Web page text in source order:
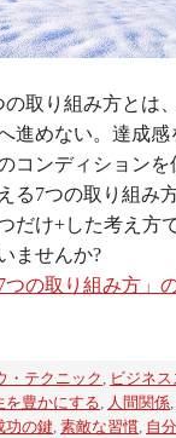
取り組み方とは
進めない。達成
コンディション
る7つの取り組み
だけ+した考え方
ませんか?
つの取り組み方」
・テクニック , ビジネ
を豊かにする, 人間関係,
功の鍵, 素敵な習慣, 自